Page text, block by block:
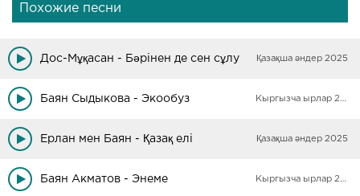
Похожие песни
Дос-Мұқасан - Бәрінен де сен сұлу Қазақша әндер 2025
Баян Сыдыкова - Экообуз Кыргызча ырлар 2025
Ерлан мен Баян - Қазақ елі Қазақша әндер 2025
Баян Акматов - Энеме Кыргызча ырлар 2025